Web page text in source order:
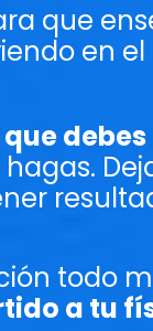
que
en el
todo
a tu